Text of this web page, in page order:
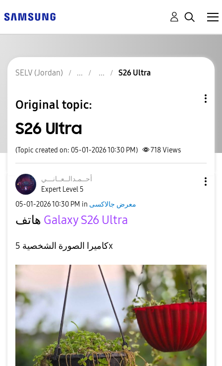
SELV (Jordan) S26 Ultra
Original topic:
S26 Ultra
(Topic created on: 05-01-2026 10:30 PM) 718Views
أحــمـدالــعــانـــي
Expert Level 5
‎05-01-202610:30 PM in معرض جالاكسى
Galaxy S26 Ultra
كاميرا الصورة الشخصية 5x